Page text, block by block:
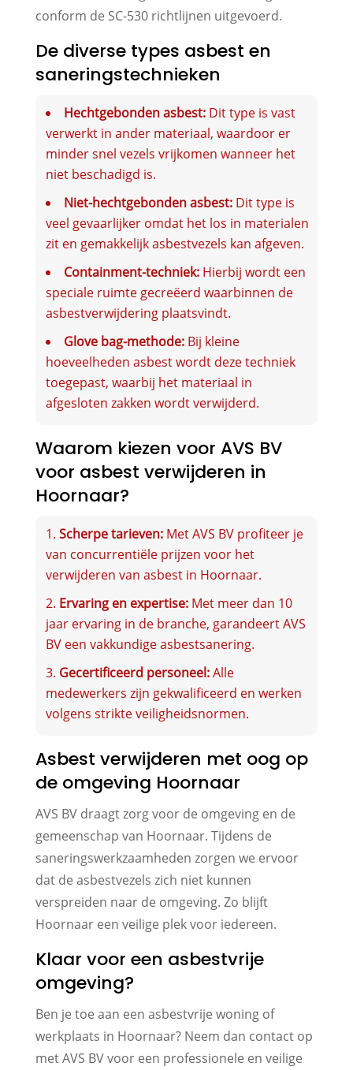
conform de SC-530 richtlijnen uitgevoerd.
De diverse types asbest en
saneringstechnieken
Hechtgebonden asbest:Dit type is vast
verwerkt in ander materiaal, waardoor er
minder snel vezels vrijkomen wanneer het
niet beschadigd is.
Niet-hechtgebonden asbest:Dit type is
veel gevaarlijker omdat het los in materialen
zit en gemakkelijk asbestvezels kan afgeven.
Containment-techniek:Hierbij wordt een
speciale ruimte gecreëerd waarbinnen de
asbestverwijdering plaatsvindt.
Glove bag-methode:Bij kleine
hoeveelheden asbest wordt deze techniek
toegepast, waarbij het materiaal in
afgesloten zakken wordt verwijderd.
Waarom kiezen voor AVS BV
voor asbest verwijderen in
Hoornaar?
Scherpe tarieven:Met AVS BV profiteer je
van concurrentiële prijzen voor het
verwijderen van asbest in Hoornaar.
Ervaring en expertise:Met meer dan 10
jaar ervaring in de branche, garandeert AVS
BV een vakkundige asbestsanering.
Gecertificeerd personeel:Alle
medewerkers zijn gekwalificeerd en werken
volgens strikte veiligheidsnormen.
Asbest verwijderen met oog op
de omgeving Hoornaar
AVS BV draagt zorg voor de omgeving en de
gemeenschap van Hoornaar. Tijdens de
saneringswerkzaamheden zorgen we ervoor
dat de asbestvezels zich niet kunnen
verspreiden naar de omgeving. Zo blijft
Hoornaar een veilige plek voor iedereen.
Klaar voor een asbestvrije
omgeving?
Ben je toe aan een asbestvrije woning of
werkplaats in Hoornaar? Neem dan contact op
met AVS BV voor een professionele en veilige